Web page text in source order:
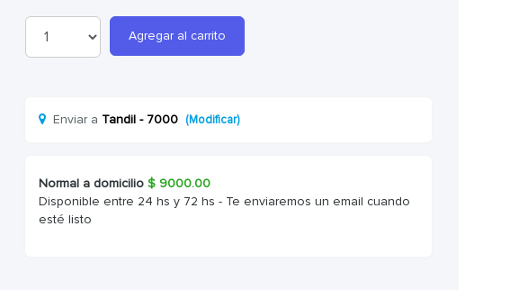
Agregar al carrito
Enviar a Tandil - 7000 (Modificar)
Normal a domicilio $9000.00
Disponible entre 24 hs y 72 hs - Te enviaremos un email cuando
esté listo